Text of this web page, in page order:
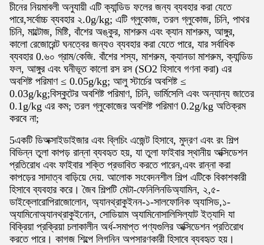
চীনের নিয়মাবলী অনুযায়ী এটি ক্যান্ডিড ফলের জন্য ব্যবহার করা যেতে
পারে,সর্বোচ্চ ব্যবহার ২.0g/kg; এটি গ্লুকোজ, তরল গ্লুকোজ, চিনি, পাথর
চিনি, মাল্টোজ, মিষ্টি, বাঁশের অঙ্কুর, মাশরুম এবং ক্যান মাশরুম, আঙ্গুর,
কালো রেজোরেন্ট ঘনত্বের জন্যও ব্যবহার করা যেতে পারে, যার সর্বাধিক
ব্যবহার 0.৬০ গ্রাম/কেজি. বাঁশের শস্য, মাশরুম, ক্যানডা মাশরুম, ক্যান্ডিড
ফল, আঙ্গুর এবং ঘনীভূত কালো রস রস (SO2 হিসাবে গণনা করা) এর
অবশিষ্ট পরিমাণ ≤ 0.05g/kg; আলু স্টার্চের অবশিষ্ট ≤
0.03g/kg;বিস্কুটের অবশিষ্ট পরিমাণ, চিনি, ভার্মিসেলি এবং অন্যান্য জাতের
0.1g/kg এর কম; তরল গ্লুকোজের অবশিষ্ট পরিমাণ 0.2g/kg অতিক্রম
করবে না;
5একটি ডিঅক্সাইডাইজার এবং ব্লিচিং এজেন্ট হিসাবে, মুদ্রণ এবং রং শিল্প
বিভিন্ন তুলা কাপড় রান্না ব্যবহৃত হয়, যা তুলা ফাইবার স্থানীয় অক্সিডেশন
প্রতিরোধ এবং ফাইবার শক্তি প্রভাবিত করতে পারেন,এবং রান্না করা
কাপড়ের সাদাত্ব বাড়িয়ে দেয়. আলোক সংবেদনশীল শিল্প এটিকে বিকাশকারী
হিসাবে ব্যবহার করে। জৈব শিল্পটি মেটা-ফেনিলিনডিঅ্যামিন, ২,৫-
ডাইক্লোরোপিরাজোলোন, অ্যানথ্রাকুইনন-১-সালফোনিক অ্যাসিড,১-
অ্যামিনোঅ্যানথ্রাকুইনোন, সোডিয়াম অ্যামিনোসালিসিল্যাট ইত্যাদি যা
বিক্রিয়া প্রক্রিয়া চলাকালীন অর্ধ-সমাপ্ত পণ্যগুলির অক্সিডেশন প্রতিরোধ
করতে পারে। কাগজ শিল্পে লিগনিন অপসারণকারী হিসাবে ব্যবহৃত হয়।